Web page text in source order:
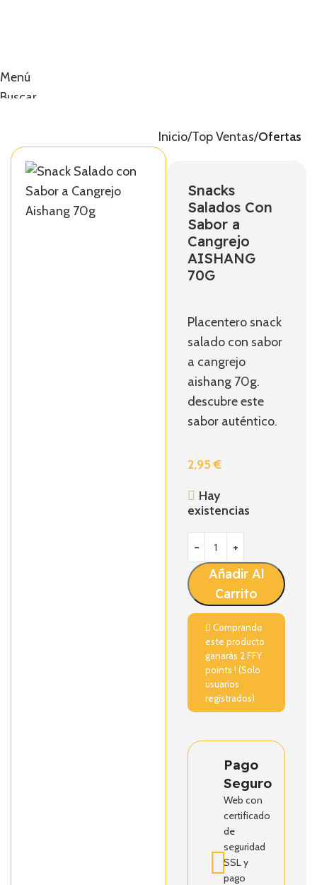
Menú
Buscar
Inicio Top Ventas Ofertas
Snacks
Salados Con
Sabor a
Cangrejo
AISHANG
70G
Placentero snack
salado con sabor
a cangrejo
aishang 70g.
descubre este
sabor auténtico.
2,95€
Hay
existencias
Añadir Al
Carrito
Comprando
este producto
ganarás 2FFY
points ! (Solo
usuarios
registrados)
Pago
Seguro
Web con
certificado
de
seguridad
SSL y
pago